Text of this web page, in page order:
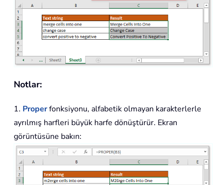
Notlar:
1. Properfonksiyonu, alfabetik olmayan karakterlerle
ayrılmış harfleri büyük harfe dönüştürür. Ekran
görüntüsüne bakın: